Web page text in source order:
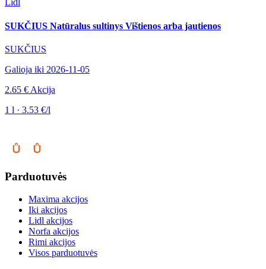
Lidl
SUKČIUS Natūralus sultinys Vištienos arba jautienos
SUKČIUS
Galioja iki 2026-11-05
2.65 € Akcija
1 l · 3.53 €/l
Parduotuvės
Maxima akcijos
Iki akcijos
Lidl akcijos
Norfa akcijos
Rimi akcijos
Visos parduotuvės